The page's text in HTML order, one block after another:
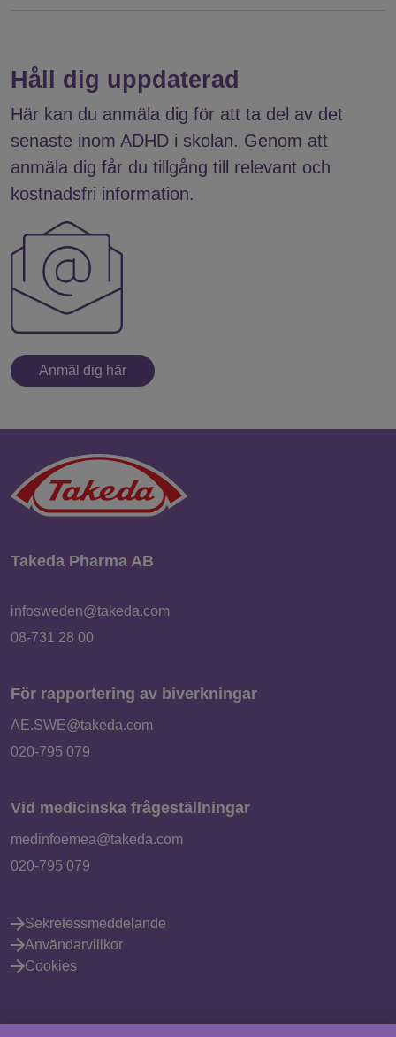
Håll dig uppdaterad
Här kan du anmäla dig för att ta del av det
senaste inom ADHD i skolan. Genom att
anmäla dig får du tillgång till relevant och
kostnadsfri information.
Anmäl dig här
Takeda Pharma AB
infosweden@takeda.com
08-731 28 00
För rapportering av biverkningar
AE.SWE@takeda.com
020-795 079
Vid medicinska frågeställningar
medinfoemea@takeda.com
020-795 079
Sekretessmeddelande
Användarvillkor
Cookies